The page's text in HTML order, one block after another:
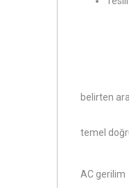
belirten
temel
AC gerilim